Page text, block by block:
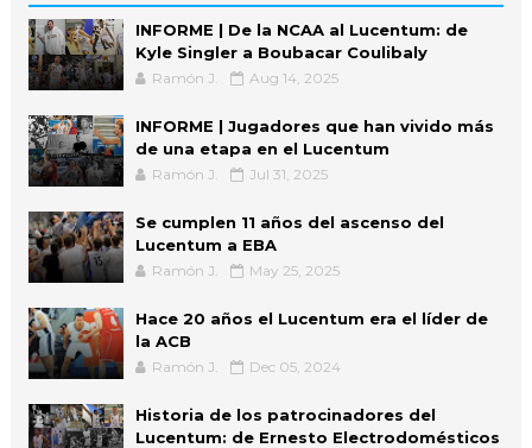
INFORME | De la NCAA al Lucentum: de
Kyle Singler a Boubacar Coulibaly
Ramón J. Aug 14, 2025
INFORME | Jugadores que han vivido más
de una etapa en el Lucentum
Ramón J. Jul 31, 2025
Se cumplen 11 años del ascenso del
Lucentum a EBA
Ramón J. May 25, 2025
Hace 20 años el Lucentum era el líder de
la ACB
Ramón J. Dec 05, 2024
Historia de los patrocinadores del
Lucentum: de Ernesto Electrodomésticos